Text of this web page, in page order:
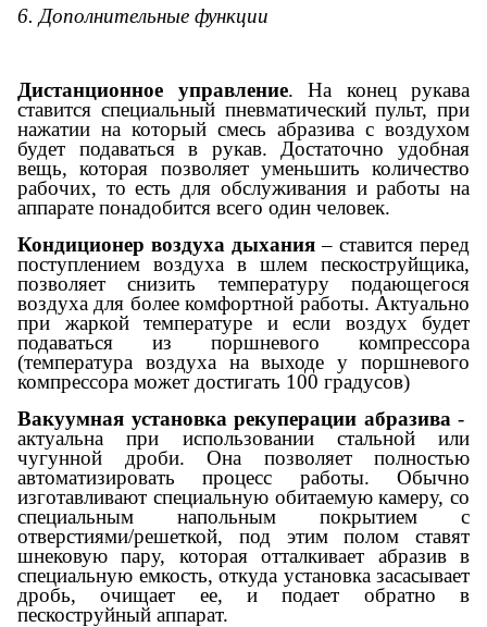
6. Дополнительные функции
Дистанционное управление. На конец рукава
ставится специальный пневматический пульт, при
нажатии на который смесь абразива с воздухом
будет подаваться в рукав. Достаточно удобная
вещь, которая позволяет уменьшить количество
рабочих, то есть для обслуживания и работы на
аппарате понадобится всего один человек.
Кондиционер воздуха дыхания – ставится перед
поступлением воздуха в шлем пескоструйщика,
позволяет снизить температуру подающегося
воздуха для более комфортной работы. Актуально
при жаркой температуре и если воздух будет
подаваться из поршневого компрессора
(температура воздуха на выходе у поршневого
компрессора может достигать 100 градусов)
Вакуумная установка рекуперации абразива -
актуальна при использовании стальной или
чугунной дроби. Она позволяет полностью
автоматизировать процесс работы. Обычно
изготавливают специальную обитаемую камеру, со
специальным напольным покрытием с
отверстиями/решеткой, под этим полом ставят
шнековую пару, которая отталкивает абразив в
специальную емкость, откуда установка засасывает
дробь, очищает ее, и подает обратно в
пескоструйный аппарат.